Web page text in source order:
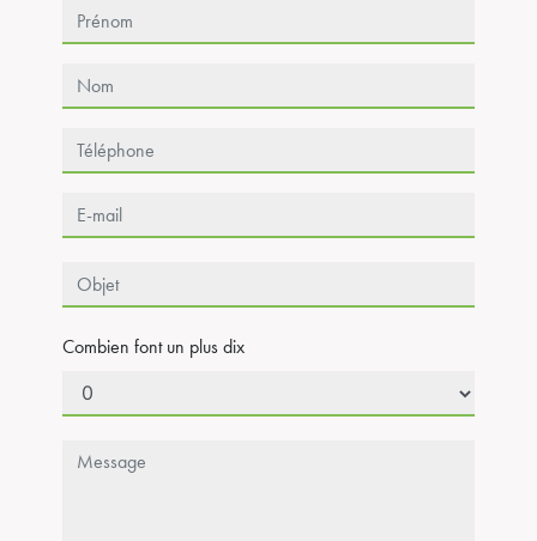
Combien font un plus dix